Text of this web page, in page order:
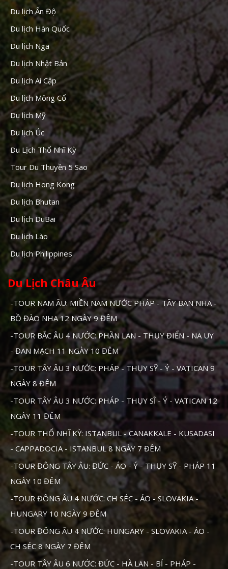
Du lịch Ấn Độ
Du lịch Hàn Quốc
Du lịch Nga
Du lịch Nhật Bản
Du lịch Ai Cập
Du lịch Mông Cổ
Du lịch Mỹ
Du lịch Úc
Du Lịch Thổ Nhĩ Kỳ
Tour Du Thuyền 5 Sao
Du lịch Hong Kong
Du lịch Bhutan
Du lịch DuBai
Du lịch Lào
Du lịch Philippines
Du Lịch Châu Âu
-TOUR NAM ÂU: MIỀN NAM NƯỚC PHÁP - TÂY BAN NHA -
BỒ ĐÀO NHA 12 NGÀY 9 ĐÊM
-TOUR BẮC ÂU 4 NƯỚC: PHẦN LAN - THỤY ĐIỂN - NA UY
- ĐAN MẠCH 11 NGÀY 10 ĐÊM
-TOUR TÂY ÂU 3 NƯỚC: PHÁP - THỤY SỸ - Ý - VATICAN 9
NGÀY 8 ĐÊM
-TOUR TÂY ÂU 3 NƯỚC: PHÁP - THỤY SĨ - Ý - VATICAN 12
NGÀY 11 ĐÊM
-TOUR THỔ NHĨ KỲ: ISTANBUL - CANAKKALE - KUSADASI
- CAPPADOCIA - ISTANBUL 8 NGÀY 7 ĐÊM
-TOUR ĐÔNG TÂY ÂU: ĐỨC - ÁO - Ý - THỤY SỸ - PHÁP 11
NGÀY 10 ĐÊM
-TOUR ĐÔNG ÂU 4 NƯỚC: CH SÉC - ÁO - SLOVAKIA -
HUNGARY 10 NGÀY 9 ĐÊM
-TOUR ĐÔNG ÂU 4 NƯỚC: HUNGARY - SLOVAKIA - ÁO -
CH SÉC 8 NGÀY 7 ĐÊM
-TOUR TÂY ÂU 6 NƯỚC: ĐỨC - HÀ LAN - BỈ - PHÁP -